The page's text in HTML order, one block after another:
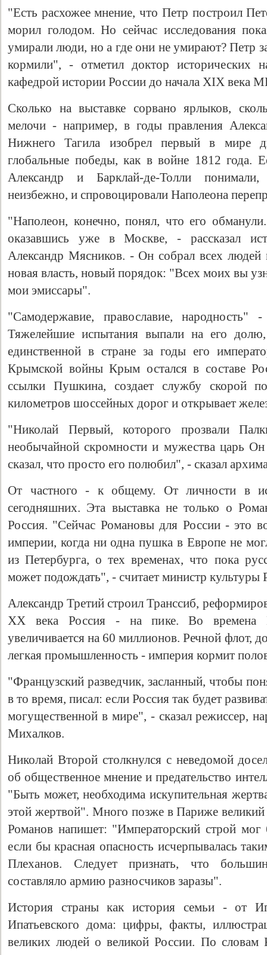
"Есть расхожее мнение, что Петр построил
морил голодом. Но сейчас исследования
умирали люди, но а где они не умирают? Петр
кормили", - отметил доктор исторических
кафедрой истории России до начала XIX века
Сколько на выставке сорвано ярлыков,
мелочи - например, в годы правления
Нижнего Тагила изобрел первый в мире
глобальные победы, как в войне 1812 года.
Александр и Барклай-де-Толли
неизбежно, и спровоцировали Наполеона
"Наполеон, конечно, понял, что его
оказавшись уже в Москве, - рассказал
Александр Мясников. - Он собрал всех людей
новая власть, новый порядок: "Всех моих вы
мои эмиссары".
"Самодержавие, православие,
Тяжелейшие испытания выпали на его
единственной в стране за годы его
Крымской войны Крым остался в составе
ссылки Пушкина, создает службу скорой
километров шоссейных дорог и открывает
"Николай Первый, которого прозвали
необычайной скромности и мужества царь
сказал, что просто его полюбил", - сказал
От частного - к общему. От личности в
сегодняшних. Эта выставка не только о
Россия. "Сейчас Романовы для России - это
империи, когда ни одна пушка в Европе не
из Петербурга, о тех временах, что пока
может подождать", - считает министр
Александр Третий строил Транссиб,
ХХ века Россия - на пике. Во времена
увеличивается на 60 миллионов. Речной флот,
легкая промышленность - империя кормит
"Французский разведчик, засланный, чтобы
в то время, писал: если Россия так будет
могущественной в мире", - сказал режиссер,
Михалков.
Николай Второй столкнулся с неведомой
об общественное мнение и предательство
"Быть может, необходима искупительная
этой жертвой". Много позже в Париже
Романов напишет: "Императорский строй
если бы красная опасность исчерпывалась
Плеханов. Следует признать, что
составляло армию разносчиков заразы".
История страны как история семьи - от
Ипатьевского дома: цифры, факты,
великих людей о великой России. По словам
Свидетельство